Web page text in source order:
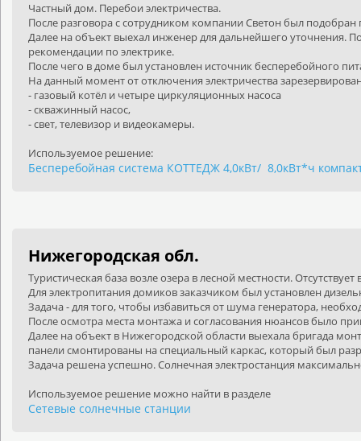
Частный дом. Перебои электричества.
После разговора с сотрудником компании Светон был
Далее на объект выехал инженер для дальнейшего уточнения.
рекомендации по электрике.
После чего в доме был установлен источник бесперебойного
На данный момент от отключения электричества
- газовый котёл и четыре циркуляционных насоса
- скважинный насос,
- свет, телевизор и видеокамеры.
Используемое решение:
Бесперебойная система КОТТЕДЖ 4,0кВт/ 8,0кВт*ч
Нижегородская обл.
Туристическая база возле озера в лесной местности.
Для электропитания домиков заказчиком был установлен
Задача - для того, чтобы избавиться от шума генератора,
После осмотра места монтажа и согласования нюансов было
Далее на объект в Нижегородской области выехала бригада
панели смонтированы на специальный каркас, который был
Задача решена успешно. Солнечная электростанция
Используемое решение можно найти в разделе
Сетевые солнечные станции